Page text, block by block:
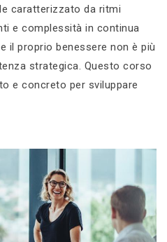
caratterizzato da ritmi
e complessità in continua
il proprio benessere non è più
strategica. Questo corso
e concreto per sviluppare